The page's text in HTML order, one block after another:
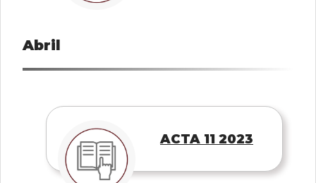
Abril
ACTA 11 2023